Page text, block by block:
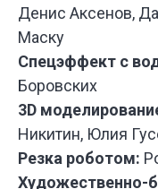
Денис Аксенов,
Маску
Спецэффект с
Боровских
3D
Никитин, Юлия
Резка роботом:
Художественно-